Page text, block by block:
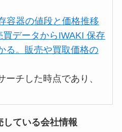
容器の値段と価格推移
データからIWAKI 保存
る。販売や買取価格の
チした時点であり、
ている会社情報